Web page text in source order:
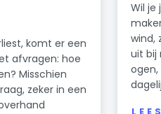
komt er een
afvragen: hoe
Misschien
zeker in een
Wil je
wind,
uit bij